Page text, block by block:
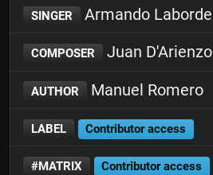
SINGER Armando Laborde
COMPOSER Juan D'Arienzo
AUTHOR Manuel Romero
LABEL Contributor access
#MATRIX Contributor access